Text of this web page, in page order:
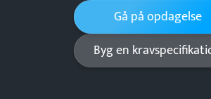
Gå på opdagelse
Byg en